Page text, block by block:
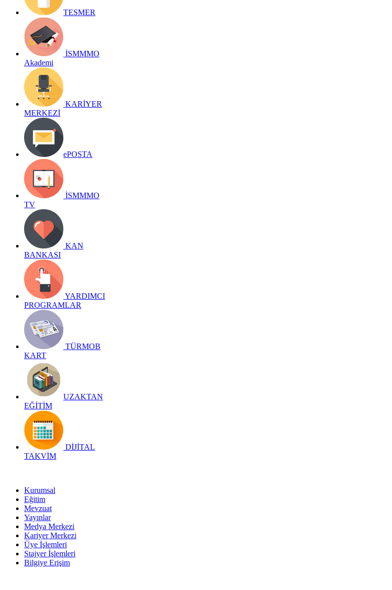
TESMER
İSMMMO
Akademi
KARİYER
MERKEZİ
ePOSTA
İSMMMO
TV
KAN
BANKASI
YARDIMCI
PROGRAMLAR
TÜRMOB
KART
UZAKTAN
EĞİTİM
DİJİTAL
TAKVİM
Kurumsal
Eğitim
Mevzuat
Yayınlar
Medya Merkezi
Kariyer Merkezi
Üye İşlemleri
Stajyer İşlemleri
Bilgiye Erişim